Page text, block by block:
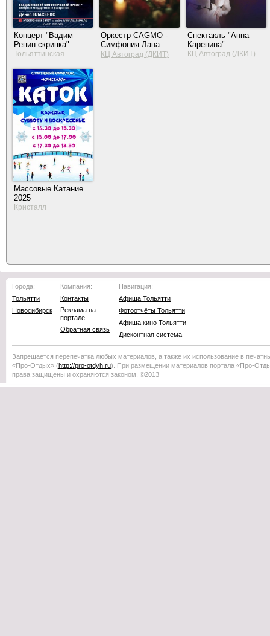
Концерт "Вадим
Репин скрипка"
Тольяттинская
Оркестр CAGMO -
Симфония Лана
Дель Рей и Адель
КЦ Автоград (ДКИТ)
Спектакль "Анна
Каренина"
КЦ Автоград (ДКИТ)
Массовые Катание
2025
Кристалл
Города:
Тольятти
Новосибирск
Компания:
Контакты
Реклама на
портале
Обратная связь
Навигация:
Афиша Тольятти
Фотоотчёты Тольятти
Афиша кино Тольятти
Дисконтная система
Запрещается перепечатка любых материалов, а также их использование в
«Про-Отдых» (http://pro-otdyh .ru). При размещении материалов портала «Про-
права защищены и охраняются законом. ©2013